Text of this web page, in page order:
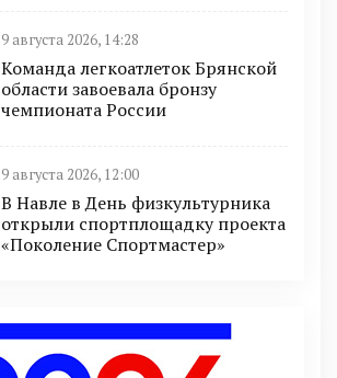
9 августа 2026, 14:28
Команда легкоатлеток Брянской
области завоевала бронзу
чемпионата России
9 августа 2026, 12:00
В Навле в День физкультурника
открыли спортплощадку проекта
«Поколение Спортмастер»